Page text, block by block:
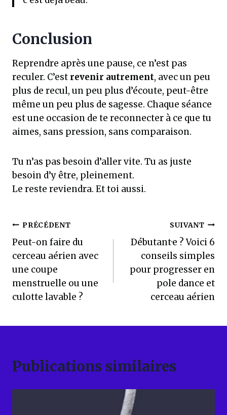
Conclusion
Reprendre après une pause, ce n’est pas
reculer. C’est revenir autrement, avec un peu
plus de recul, un peu plus d’écoute, peut-être
même un peu plus de sagesse. Chaque séance
est une occasion de te reconnecter à ce que tu
aimes, sans pression, sans comparaison.
Tu n’as pas besoin d’aller vite. Tu as juste
besoin d’y être, pleinement.
Le reste reviendra. Et toi aussi.
Navigation
de
l’article
PRÉCÉDENT
Peut-on faire du
cerceau aérien avec
une coupe
menstruelle ou une
culotte lavable ?
SUIVANT
Débutant·e ? Voici 6
conseils simples
pour progresser en
pole dance et
cerceau aérien
Publications similaires